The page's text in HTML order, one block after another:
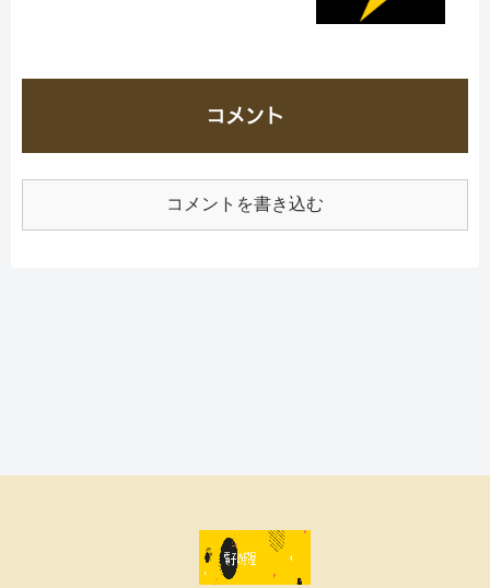
コメント
コメントを書き込む